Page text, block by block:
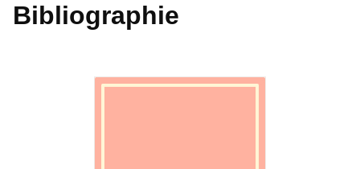
Bibliographie